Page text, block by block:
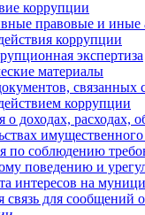
коррупции
правовые и иные
коррупции
экспертиза
материалы
связанных
коррупции
о доходах, расходах,
имущественного
по соблюдению
поведению и
интересов на
связь для сообщений